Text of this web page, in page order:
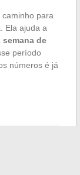
para
Ela ajuda a
semana de
período
números é já